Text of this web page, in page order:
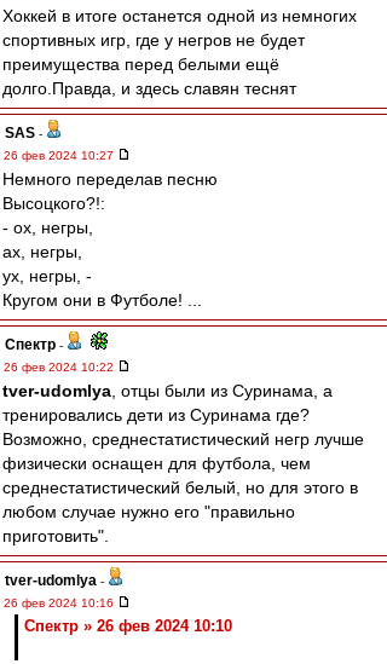
Хоккей в итоге останется одной из немногих
спортивных игр, где у негров не будет
преимущества перед белыми ещё
долго.Правда, и здесь славян теснят
SAS -
26 фев 2024 10:27
Немного переделав песню
Высоцкого?!:
- ох, негры,
ах, негры,
ух, негры, -
Кругом они в Футболе! ...
Спектр -
26 фев 2024 10:22
tver-udomlya , отцы были из Суринама, а
тренировались дети из Суринама где?
Возможно, среднестатистический негр лучше
физически оснащен для футбола, чем
среднестатистический белый, но для этого в
любом случае нужно его "правильно
приготовить".
tver-udomlya -
26 фев 2024 10:16
Спектр » 26 фев 2024 10:10